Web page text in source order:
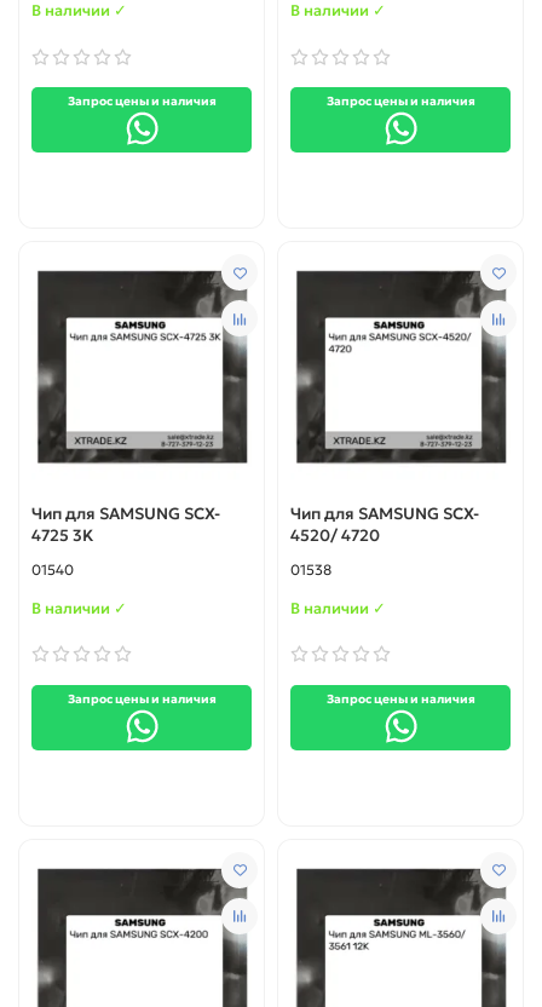
В наличии ✓
Запрос цены и наличия
В наличии ✓
Запрос цены и наличия
Чип для SAMSUNG SCX-
4725 3K
01540
В наличии ✓
Запрос цены и наличия
Чип для SAMSUNG SCX-
4520/ 4720
01538
В наличии ✓
Запрос цены и наличия